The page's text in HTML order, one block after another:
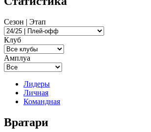
Сезон | Этап
Клуб
Амплуа
Лидеры
Личная
Командная
Вратари